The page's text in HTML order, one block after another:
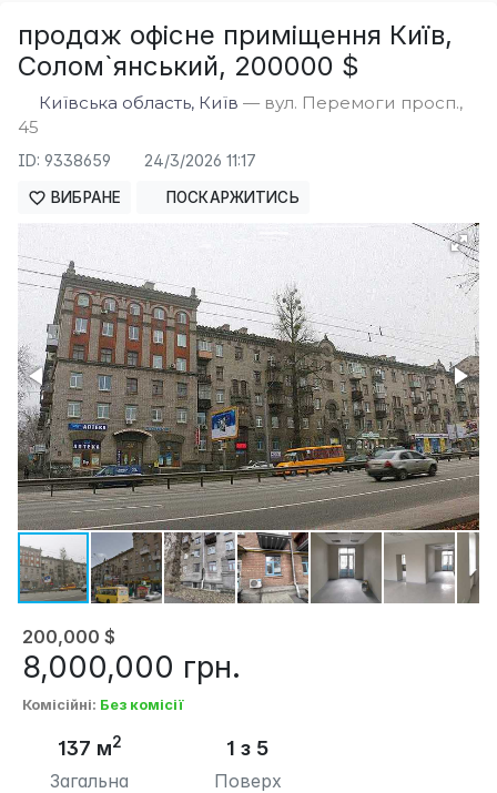
продаж офісне приміщення Київ,
Солом`янський, 200000 $
Київська область, Київ — вул. Перемоги просп.,
45
ID: 9338659 24/3/2026 11:17
ВИБРАНЕ ПОСКАРЖИТИСЬ
200,000 $
8,000,000 грн.
Комісійні: Без комісії
137 м2
Загальна
1 з 5
Поверх